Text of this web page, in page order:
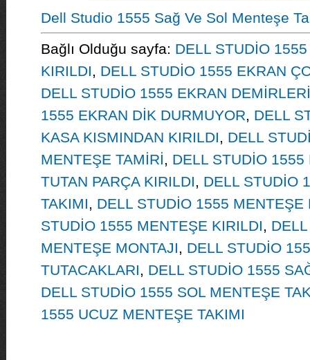
Dell Studio 1555 Sağ Ve Sol Menteşe
Bağlı Olduğu sayfa: DELL STUDİO
KIRILDI, DELL STUDİO 1555 EKRAN
DELL STUDİO 1555 EKRAN
1555 EKRAN DİK DURMUYOR, DELL
KASA KISMINDAN KIRILDI, DELL
MENTEŞE TAMİRİ, DELL STUDİO 1555
TUTAN PARÇA KIRILDI, DELL STUDİO
TAKIMI, DELL STUDİO 1555 MENTEŞE
STUDİO 1555 MENTEŞE KIRILDI,
MENTEŞE MONTAJI, DELL STUDİO
TUTACAKLARI, DELL STUDİO 1555
DELL STUDİO 1555 SOL MENTEŞE
1555 UCUZ MENTEŞE TAKIMI